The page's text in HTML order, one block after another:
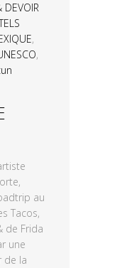
DEVOIR
,
,
au
Tacos,
de Frida
une
de la